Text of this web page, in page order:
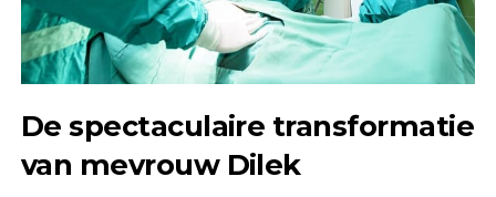
De spectaculaire transformatie
van mevrouw Dilek